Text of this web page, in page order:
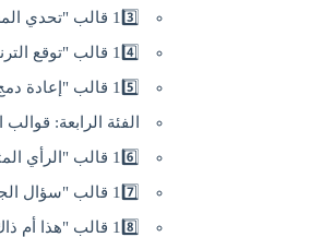
13️⃣ قالب "تحدي المشاركة" (Challenge Completion)
14️⃣ قالب "توقع الترند" (Trend Prediction)
15️⃣ قالب "إعادة دمج الصوت" (Sound Remix)
الفئة الرابعة:
16️⃣ قالب "الرأي المثير للجدل" (Controversial Take)
17️⃣ قالب "سؤال الجمهور" (Question Pose)
18️⃣ قالب "هذا أم ذاك" (This or That)